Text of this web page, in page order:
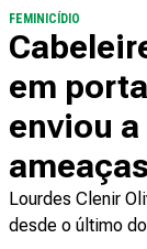
FEMINICÍDIO
em
enviou
Lourdes Clenir
desde o último